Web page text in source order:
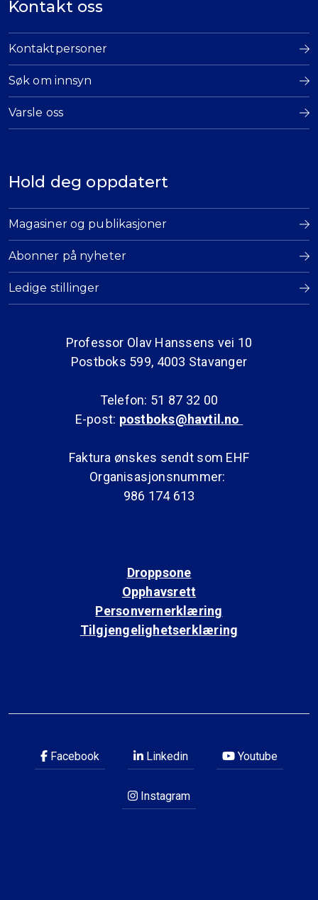
Kontakt oss
Kontaktpersoner
Søk om innsyn
Varsle oss
Hold deg oppdatert
Magasiner og publikasjoner
Abonner på nyheter
Ledige stillinger
Professor Olav Hanssens vei 10
Postboks 599, 4003 Stavanger
Telefon: 51 87 32 00
E-post: postboks@havtil.no
Faktura ønskes sendt som EHF
Organisasjonsnummer:
986 174 613
Droppsone
Opphavsrett
Personvernerklæring
Tilgjengelighetserklæring
Facebook Linkedin Youtube
Instagram